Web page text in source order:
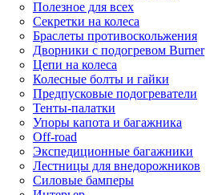
Полезное для всех
Секретки на колеса
Браслеты противоскольжения
Дворники с подогревом Burner
Цепи на колеса
Колесные болты и гайки
Предпусковые подогреватели
Тенты-палатки
Упоры капота и багажника
Off-road
Экспедиционные багажники
Лестницы для внедорожников
Силовые бамперы